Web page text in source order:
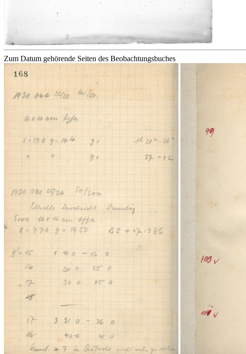
Zum Datum gehörende Seiten des Beobachtungsbuches